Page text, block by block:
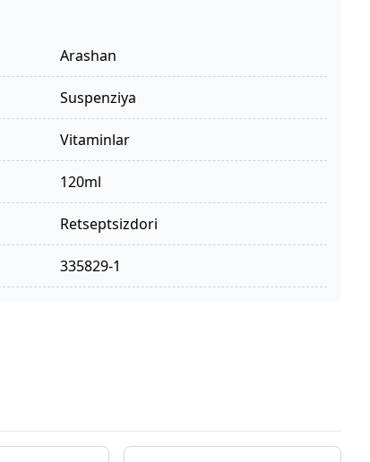
Arashan
suspenziya
vitaminlar
120ml
retseptsizdori
335829-1